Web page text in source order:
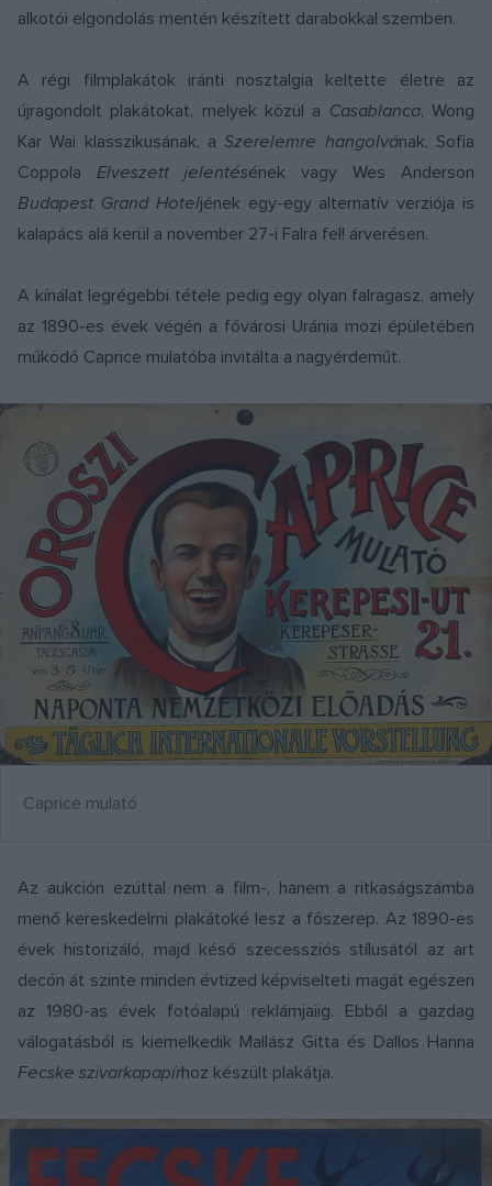
alkotói elgondolás mentén készített darabokkal szemben.
A régi filmplakátok iránti nosztalgia keltette életre az
újragondolt plakátokat, melyek közül a Casablanca, Wong
Kar Wai klasszikusának, a Szerelemre hangolvának, Sofia
Coppola Elveszett jelentésének vagy Wes Anderson
Budapest Grand Hoteljének egy-egy alternatív verziója is
kalapács alá kerül a november 27-i Falra fel! árverésen.
A kínálat legrégebbi tétele pedig egy olyan falragasz, amely
az 1890-es évek végén a fővárosi Uránia mozi épületében
működő Caprice mulatóba invitálta a nagyérdeműt.
Caprice mulató
Az aukción ezúttal nem a film-, hanem a ritkaságszámba
menő kereskedelmi plakátoké lesz a főszerep. Az 1890-es
évek historizáló, majd késő szecessziós stílusától az art
decón át szinte minden évtized képviselteti magát egészen
az 1980-as évek fotóalapú reklámjaiig. Ebből a gazdag
válogatásból is kiemelkedik Mallász Gitta és Dallos Hanna
Fecske szivarkapapírhoz készült plakátja.